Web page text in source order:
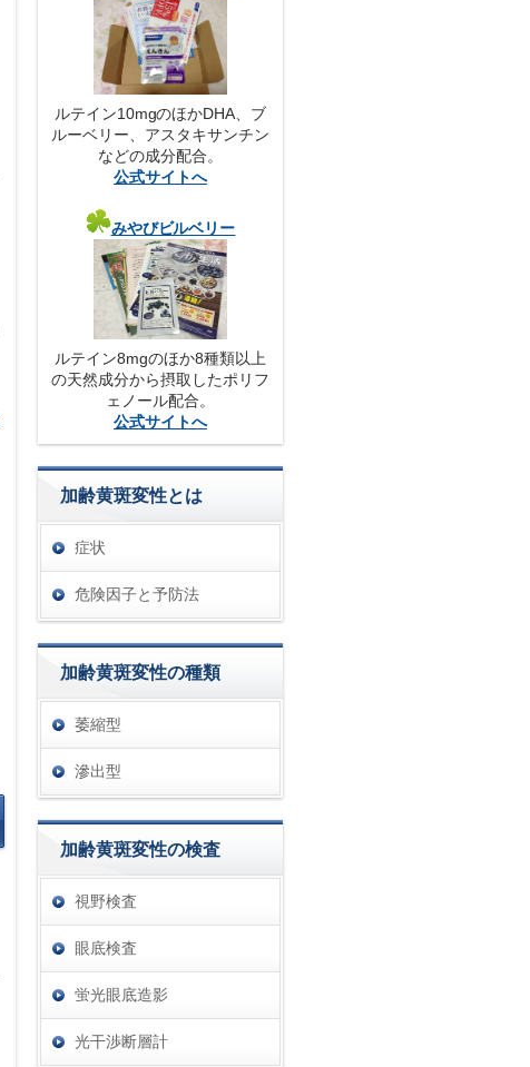
ルテイン10mgのほかDHA、ブ
ルーベリー、アスタキサンチン
などの成分配合。
公式サイトへ
みやびビルベリー
ルテイン8mgのほか8種類以上
の天然成分から摂取したポリフ
ェノール配合。
公式サイトへ
加齢黄斑変性とは
症状
危険因子と予防法
加齢黄斑変性の種類
萎縮型
滲出型
加齢黄斑変性の検査
視野検査
眼底検査
蛍光眼底造影
光干渉断層計